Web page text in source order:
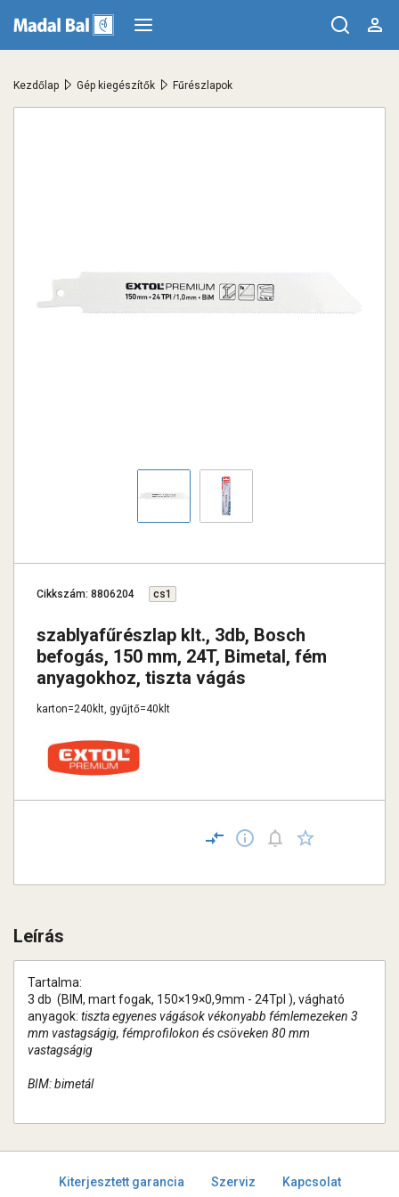
Kezdőlap > Gép kiegészítők > Fűrészlapok
Cikkszám: 8806204 cs1
szablyafűrészlap klt., 3db, Bosch
befogás, 150 mm, 24T, Bimetal, fém
anyagokhoz, tiszta vágás
karton=240klt, gyűjtő=40klt
Leírás
Tartalma:
3 db (BIM, mart fogak, 150×19×0,9mm - 24TpI ), vágható
anyagok: tiszta egyenes vágások vékonyabb fémlemezeken 3
mm vastagságig, fémprofilokon és csöveken 80 mm
vastagságig
BIM: bimetál
Kiterjesztett garancia Szerviz Kapcsolat